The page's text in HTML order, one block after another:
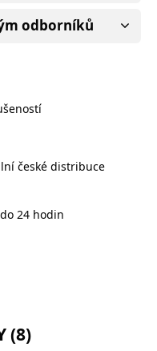
odborníků
české distribuce
24 hodin
(8)